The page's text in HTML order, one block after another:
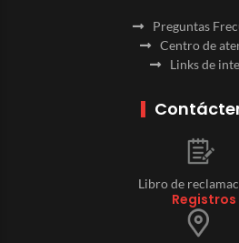
Preguntas
Centro de
Links de
Libro de
Registros